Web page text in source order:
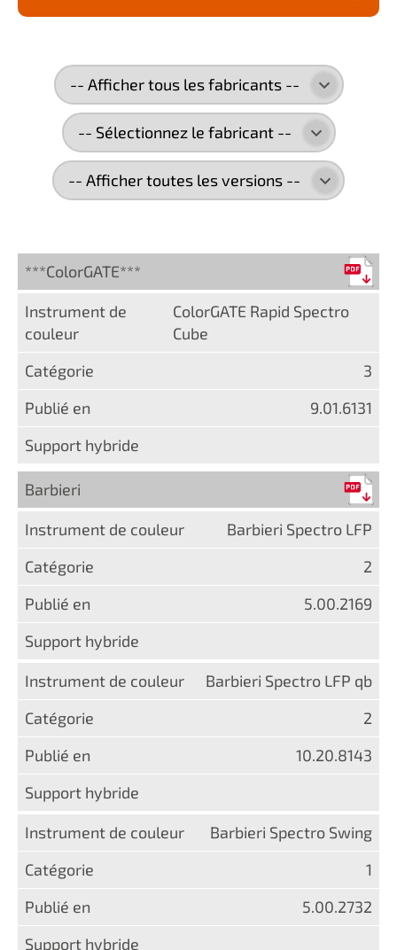
***ColorGATE***
ColorGATE Rapid Spectro
Cube
3
9.01.6131
Barbieri
Barbieri Spectro LFP
2
5.00.2169
Barbieri Spectro LFP qb
2
10.20.8143
Barbieri Spectro Swing
1
5.00.2732